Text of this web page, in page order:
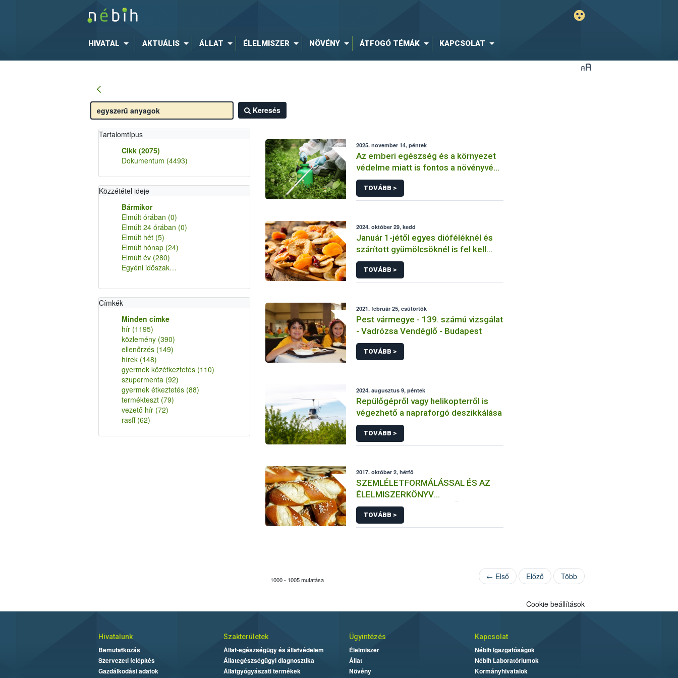
HIVATAL AKTUÁLIS ÁLLAT ÉLELMISZER NÖVÉNY ÁTFOGÓ TÉMÁK KAPCSOLAT
Keresés
Tartalomtípus
Cikk (2075)
Dokumentum (4493)
Közzététel ideje
Bármikor
Elmúlt órában (0)
Elmúlt 24 órában (0)
Elmúlt hét (5)
Elmúlt hónap (24)
Elmúlt év (280)
Egyéni időszak…
Címkék
Minden címke
hír (1195)
közlemény (390)
ellenőrzés (149)
hírek (148)
gyermek közétkeztetés (110)
szupermenta (92)
gyermek étkeztetés (88)
termékteszt (79)
vezető hír (72)
rasff (62)
2025. november 14, péntek
Az emberi egészség és a környezet
védelme miatt is fontos a növényvédő
szer hulladék szabályszerű kezelése
TOVÁBB >
2024. október 29, kedd
Január 1-jétől egyes dióféléknél és
szárított gyümölcsöknél is fel kell
tüntetni a származási országot
TOVÁBB >
2021. február 25, csütörtök
Pest vármegye - 139. számú vizsgálat
- Vadrózsa Vendéglő - Budapest
TOVÁBB >
2024. augusztus 9, péntek
Repülőgépről vagy helikopterről is
végezhető a napraforgó deszikkálása
TOVÁBB >
2017. október 2, hétfő
SZEMLÉLETFORMÁLÁSSAL ÉS AZ
ÉLELMISZERKÖNYV
FEJLESZTÉSÉVEL A MINŐSÉGI
MAGYAR PÉKTERMÉKEK
(EL)ISMERTSÉGÉÉRT
TOVÁBB >
1000 - 1005 mutatása ← Első Előző Több
Cookie beállítások
Hivatalunk
Bemutatkozás
Szervezeti felépítés
Gazdálkodási adatok
Szakterületek
Állat-egészségügy és állatvédelem
Állategészségügyi diagnosztika
Állatgyógyászati termékek
Ügyintézés
Élelmiszer
Állat
Növény
Kapcsolat
Nébih Igazgatóságok
Nébih Laboratóriumok
Kormányhivatalok